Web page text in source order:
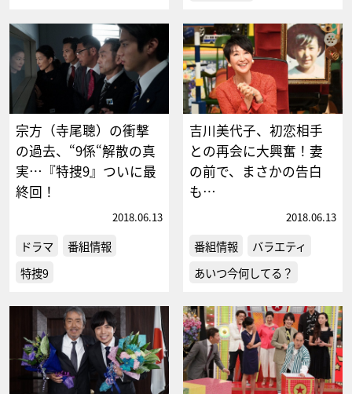
宗方（寺尾聰）の衝撃
の過去、“9係“解散の真
実…『特捜9』ついに最
終回！
2018.06.13
ドラマ
番組情報
特捜9
吉川美代子、初恋相手
との再会に大興奮！妻
の前で、まさかの告白
も…
2018.06.13
番組情報
バラエティ
あいつ今何してる？